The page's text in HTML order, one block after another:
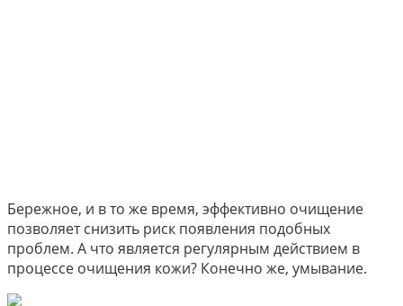
Бережное, и в то же время, эффективно очищение
позволяет снизить риск появления подобных
проблем. А что является регулярным действием в
процессе очищения кожи? Конечно же, умывание.